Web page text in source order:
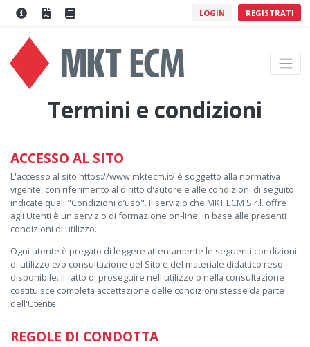
LOGIN REGISTRATI
Termini e condizioni
ACCESSO AL SITO
L'accesso al sito https://www.mktecm.it/ è soggetto alla normativa
vigente, con riferimento al diritto d'autore e alle condizioni di seguito
indicate quali "Condizioni d’uso". Il servizio che MKT ECM S.r.l. offre
agli Utenti è un servizio di formazione on-line, in base alle presenti
condizioni di utilizzo.
Ogni utente è pregato di leggere attentamente le seguenti condizioni
di utilizzo e/o consultazione del Sito e del materiale didattico reso
disponibile. Il fatto di proseguire nell'utilizzo o nella consultazione
costituisce completa accettazione delle condizioni stesse da parte
dell'Utente.
REGOLE DI CONDOTTA